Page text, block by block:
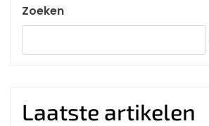
Zoeken
Laatste artikelen